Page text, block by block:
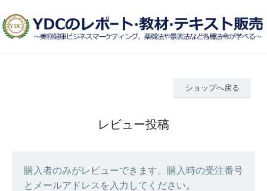
ショップへ戻る
レビュー投稿
購入者のみがレビューできます。購入時の受注番号
とメールアドレスを入力してください。